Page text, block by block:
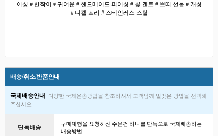
어싱 # 반짝이 # 귀여운 # 핸드메이드 피어싱 # 꽃 젠트 # 쁘띠 선물 # 개성
# 니켈 프리 # 스테인레스 스틸
배송/취소/반품안내
국제배송안내
다양한 국제운송방법을 참조하셔서 고객님께 알맞은 방법을 선택해
주십시오.
단독배송
구매대행을 요청하신 주문건 하나를 단독으로 국제배송하는
배송방법